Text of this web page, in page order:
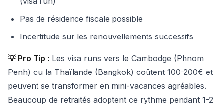
Pas de résidence fiscale possible
Incertitude sur les renouvellements successifs
💡 Pro Tip : Les visa runs vers le Cambodge (Phnom
Penh) ou la Thaïlande (Bangkok) coûtent 100-200€ et
peuvent se transformer en mini-vacances agréables.
Beaucoup de retraités adoptent ce rythme pendant 1-2